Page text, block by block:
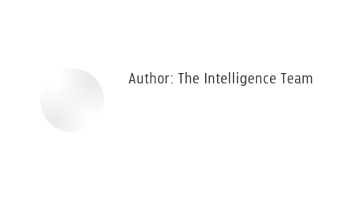
Author: The Intelligence Team